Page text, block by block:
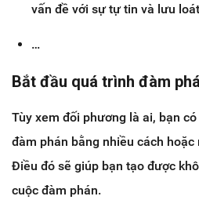
vấn đề với sự tự tin và lưu
…
Bắt đầu quá trình đàm
Tùy xem đối phương là ai, bạn
đàm phán bằng nhiều cách
Điều đó sẽ giúp bạn tạo được
cuộc đàm phán.